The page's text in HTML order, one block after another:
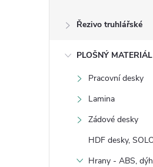
Řezivo truhlářské
PLOŠNÝ MATERIÁL
Pracovní desky
Lamina
Zádové desky
HDF desky,
Hrany - ABS,